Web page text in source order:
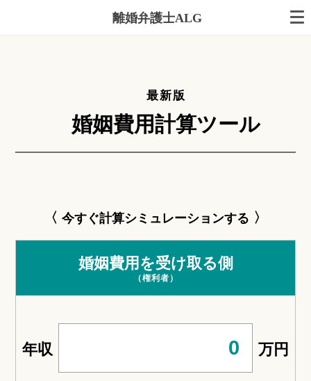
離婚弁護士ALG
最新版
婚姻費用計算ツール
〈 今すぐ計算シミュレーションする 〉
婚姻費用を受け取る側
（権利者）
年収 万円